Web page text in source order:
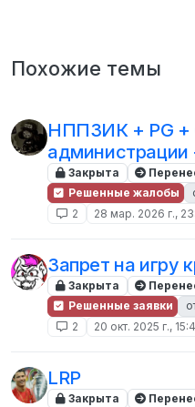
Похожие темы
НППЗИК + PG +
администрации
Закрыта
Решенные жалобы
2
28 мар. 2026 г.,
Запрет на игру
Закрыта
Решенные заявки
2
20 окт. 2025 г.,
LRP
Закрыта